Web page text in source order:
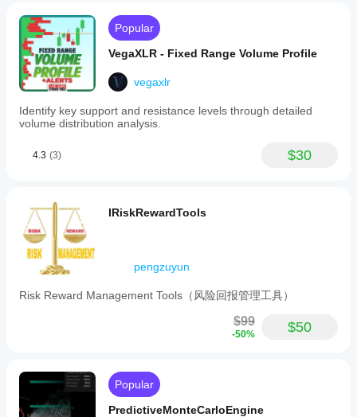
Popular
VegaXLR - Fixed Range Volume Profile
vegaxlr
Identify key support and resistance levels through detailed
volume distribution analysis.
4.3 (3) $30
IRiskRewardTools
pengzuyun
Risk Reward Management Tools（风险回报管理工具）
$99
-50% $50
Popular
PredictiveMonteCarloEngine